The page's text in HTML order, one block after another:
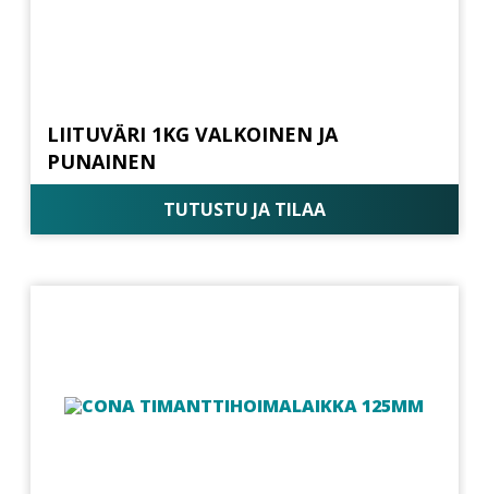
LIITUVÄRI 1KG VALKOINEN JA
PUNAINEN
TUTUSTU JA TILAA